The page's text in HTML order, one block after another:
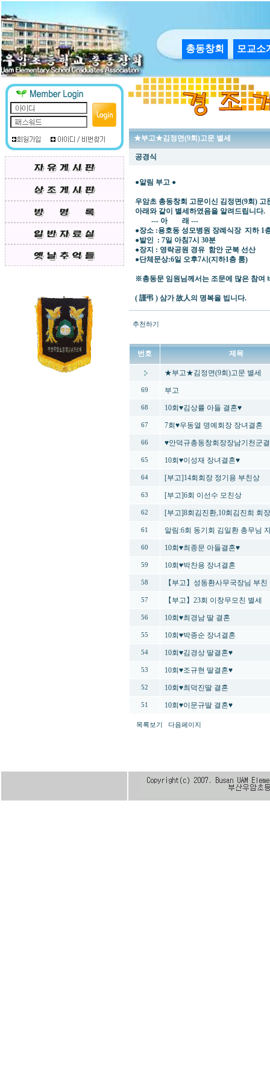
총동창회 모교소
★부고★김정면(9회)고문 별세
공경식
●알림 부고 ●
우암초 총동창회 고문이신 김정면(9회) 고
아래와 같이 별세하였음을 알려드립니다.
--- 아 래 ---
●장소 :용호동 성모병원 장례식장 지하 1
●발인 : 7일 아침7시 30분
●장지 : 영락공원 경유 함안 군북 선산
●단체문상:6일 오후7시(지하1층 룸)
※총동문 임원님께서는 조문에 많은 참여
( 謹弔 ) 삼가 故人의 명복을 빕니다.
추천하기
번호 제목
★부고★김정면(9회)고문 별세
69 부고
68 10회♥김상률 아들 결혼♥
67 7회♥우동열 명예회장 장녀결혼
66 ♥안덕규총동창회장장남기천군
65 10회♥이성재 장녀결혼♥
64 [부고]14회회장 정기용 부친상
63 [부고]6회 이선수 모친상
62 [부고]8회김진환,10회김진희 회
61 알림:6회 동기회 김일환 총무님
60 10회♥최종문 아들결혼♥
59 10회♥박찬용 장녀결혼
58 【부고】성동환사무국장님 부친
57 【부고】23회 이창무모친 별세
56 10회♥최경남 딸 결혼
55 10회♥박종순 장녀결혼
54 10회♥김경상 딸결혼♥
53 10회♥조규현 딸결혼♥
52 10회♥최덕진딸 결혼
51 10회♥이문규딸 결혼♥
목록보기 다음페이지